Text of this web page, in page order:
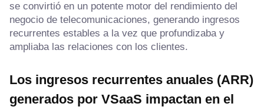
se convirtió en un potente motor del rendimiento del
negocio de telecomunicaciones, generando ingresos
recurrentes estables a la vez que profundizaba y
ampliaba las relaciones con los clientes.
Los ingresos recurrentes anuales (ARR)
generados por VSaaS impactan en el